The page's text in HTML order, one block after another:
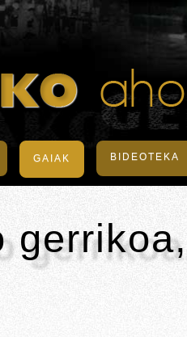
GAIAK BIDEOTEKA
gerrikoa,